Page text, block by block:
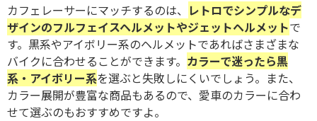
カフェレーサーにマッチするのは、 レトロでシンプルなデ
ザインのフルフェイスヘルメットやジェットヘルメットで
す。黒系やアイボリー系のヘルメットであればさまざまな
バイクに合わせることができます。 カラーで迷ったら黒
系・アイボリー系を選ぶと失敗しにくいでしょう。また、
カラー展開が豊富な商品もあるので、愛車のカラーに合わ
せて選ぶのもおすすめですよ。